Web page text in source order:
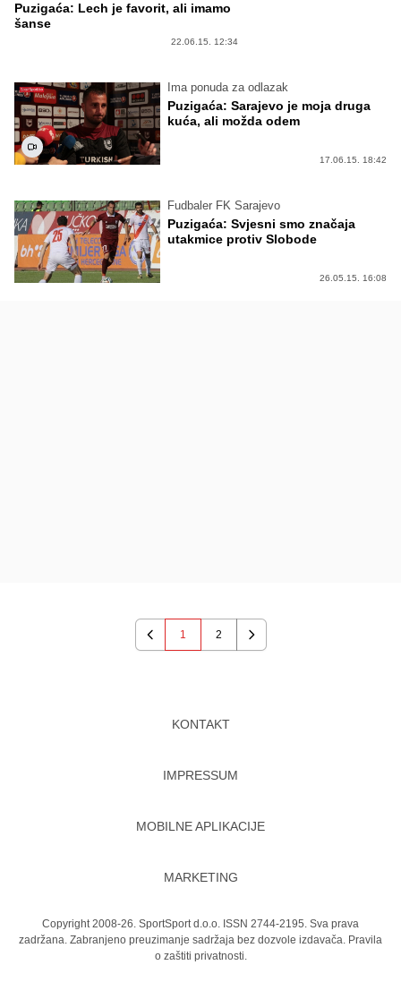
Puzigaća: Lech je favorit, ali imamo
šanse
22.06.15. 12:34
Ima ponuda za odlazak
Puzigaća: Sarajevo je moja druga
kuća, ali možda odem
17.06.15. 18:42
Fudbaler FK Sarajevo
Puzigaća: Svjesni smo značaja
utakmice protiv Slobode
26.05.15. 16:08
Previous
1 2
Next
KONTAKT
IMPRESSUM
MOBILNE APLIKACIJE
MARKETING
Copyright 2008-26. SportSport d.o.o. ISSN 2744-2195. Sva prava
zadržana. Zabranjeno preuzimanje sadržaja bez dozvole izdavača. Pravila
o zaštiti privatnosti.